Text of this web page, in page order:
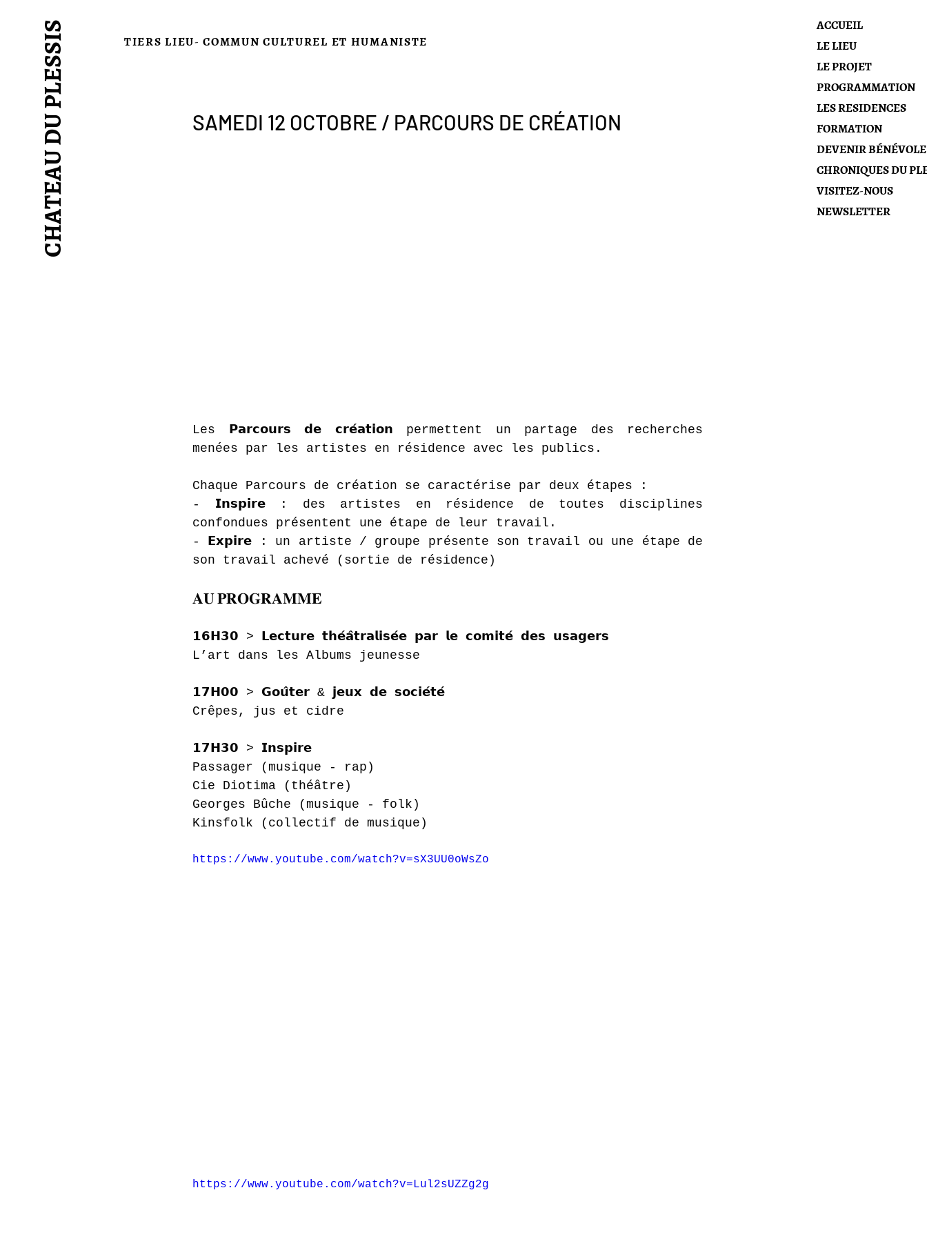
CHATEAU DU PLESSIS
ACCUEIL
LE LIEU
LE PROJET
PROGRAMMATION
LES RESIDENCES
FORMATION
DEVENIR BÉNÉVOLE
CHRONIQUES DU
VISITEZ-NOUS
NEWSLETTER
TIERS LIEU- COMMUN CULTUREL ET HUMANISTE
SAMEDI 12 OCTOBRE / PARCOURS DE CRÉATION
Les 𝗣𝗮𝗿𝗰𝗼𝘂𝗿𝘀 𝗱𝗲 𝗰𝗿𝗲́𝗮𝘁𝗶𝗼𝗻 permettent un partage des recherches
menées par les artistes en résidence avec les publics.
Chaque Parcours de création se caractérise par deux étapes :
- 𝗜𝗻𝘀𝗽𝗶𝗿𝗲 : des artistes en résidence de toutes disciplines
confondues présentent une étape de leur travail.
- 𝗘𝘅𝗽𝗶𝗿𝗲 : un artiste / groupe présente son travail ou une étape de
son travail achevé (sortie de résidence)
𝐀𝐔 𝐏𝐑𝐎𝐆𝐑𝐀𝐌𝐌𝐄
𝟭𝟲𝗛𝟯𝟬 > 𝗟𝗲𝗰𝘁𝘂𝗿𝗲 𝘁𝗵𝗲́𝗮̂𝘁𝗿𝗮𝗹𝗶𝘀𝗲́𝗲 𝗽𝗮𝗿 𝗹𝗲 𝗰𝗼𝗺𝗶𝘁𝗲́ 𝗱𝗲𝘀 𝘂𝘀𝗮𝗴𝗲𝗿𝘀
L’art dans les Albums jeunesse
𝟭𝟳𝗛𝟬𝟬 > 𝗚𝗼𝘂̂𝘁𝗲𝗿 & 𝗷𝗲𝘂𝘅 𝗱𝗲 𝘀𝗼𝗰𝗶𝗲́𝘁𝗲́
Crêpes, jus et cidre
𝟭𝟳𝗛𝟯𝟬 > 𝗜𝗻𝘀𝗽𝗶𝗿𝗲
Passager (musique - rap)
Cie Diotima (théâtre)
Georges Bûche (musique - folk)
Kinsfolk (collectif de musique)
https://www.youtube.com/watch?v=sX3UU0oWsZo
https://www.youtube.com/watch?v=Lul2sUZZg2g